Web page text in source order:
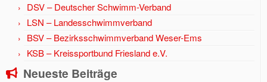
DSV – Deutscher Schwimm-Verband
LSN – Landesschwimmverband
BSV – Bezirksschwimmverband Weser-Ems
KSB – Kreissportbund Friesland e.V.
Neueste Beiträge